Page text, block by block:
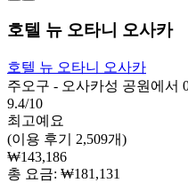
호텔 뉴 오타니 오사카
호텔 뉴 오타니 오사카
주오구 - 오사카성 공원에서
9.4/10
최고예요
(이용 후기 2,509개)
₩143,186
총 요금: ₩181,131